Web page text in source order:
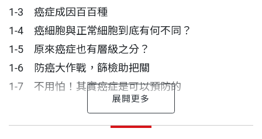
1-3 癌症成因百百種
1-4 癌細胞與正常細胞到底有何不同？
1-5 原來癌症也有層級之分？
1-6 防癌大作戰，篩檢助把關
1-7 不用怕！其實癌症是可以預防的
第二章 癌症新剋星──免疫細胞療法邁向主流